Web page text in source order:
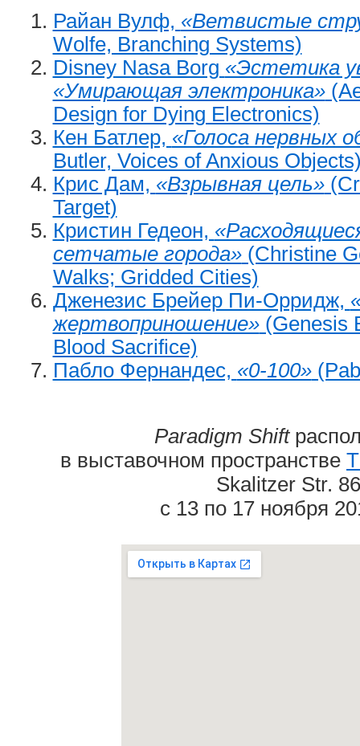
Райан Вулф, «Ветвистые
Wolfe, Branching Systems)
Disney Nasa Borg «Эстетика
«Умирающая электроника»
Design for Dying Electronics)
Кен Батлер, «Голоса нервных
Butler, Voices of Anxious
Крис Дам, «Взрывная цель»
Target)
Кристин Гедеон,
сетчатые города»(Christine
Walks; Gridded Cities)
Дженезис Брейер Пи-Орридж,
жертвоприношение»(Genesis
Blood Sacrifice)
Пабло Фернандес, «0-100»
Paradigm Shift
в выставочном пространстве
Skalitzer Str.
с 13 по 17 ноября